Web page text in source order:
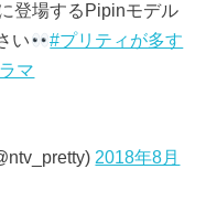
登場するPipinモデル
い
#プリティが多す
マ
2018年8月